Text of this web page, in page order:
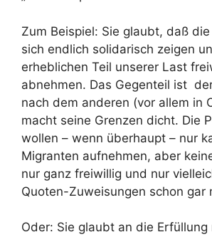
Zum Beispiel: Sie glaubt, daß
sich endlich solidarisch zeigen
erheblichen Teil unserer Last
abnehmen. Das Gegenteil ist
nach dem anderen (vor allem in
macht seine Grenzen dicht. Die
wollen – wenn überhaupt – nur
Migranten aufnehmen, aber
nur ganz freiwillig und nur
Quoten-Zuweisungen schon gar
Oder: Sie glaubt an die Erfüllung